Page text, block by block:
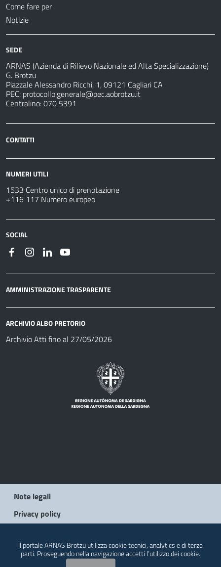
Come fare per
Notizie
SEDE
ARNAS (Azienda di Rilievo Nazionale ed Alta Specializzazione)
G. Brotzu
Piazzale Alessandro Ricchi, 1, 09121 Cagliari CA
PEC: protocollo.generale@pec.aobrotzu.it
Centralino: 070 5391
CONTATTI
NUMERI UTILI
1533 Centro unico di prenotazione
+116 117 Numero europeo
SOCIAL
AMMINISTRAZIONE TRASPARENTE
ARCHIVIO ALBO PRETORIO
Archivio Atti fino al 27/05/2026
Note legali
Privacy policy
Il portale ARNAS Brotzu utilizza cookie tecnici, analytics e di terze
parti. Proseguendo nella navigazione accetti l’utilizzo dei cookie.